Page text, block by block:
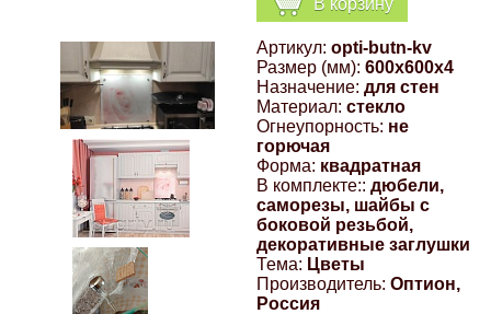
Артикул: opti-butn-kv
Размер (мм): 600x600x4
Назначение: для стен
Материал: стекло
Огнеупорность: не
горючая
Форма: квадратная
В комплекте:: дюбели,
саморезы, шайбы с
боковой резьбой,
декоративные заглушки
Тема: Цветы
Производитель: Оптион,
Россия
Компрессионные фитинги Poliext
Hyundai
Флуоресцентные краски
Шпатлевки, штукатурки
Эмали универсальные акриловые
Грунтовки, защитные лаки
Магнитные панели на холодильник